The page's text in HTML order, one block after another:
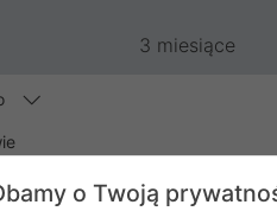
3 miesiące
o Twoją